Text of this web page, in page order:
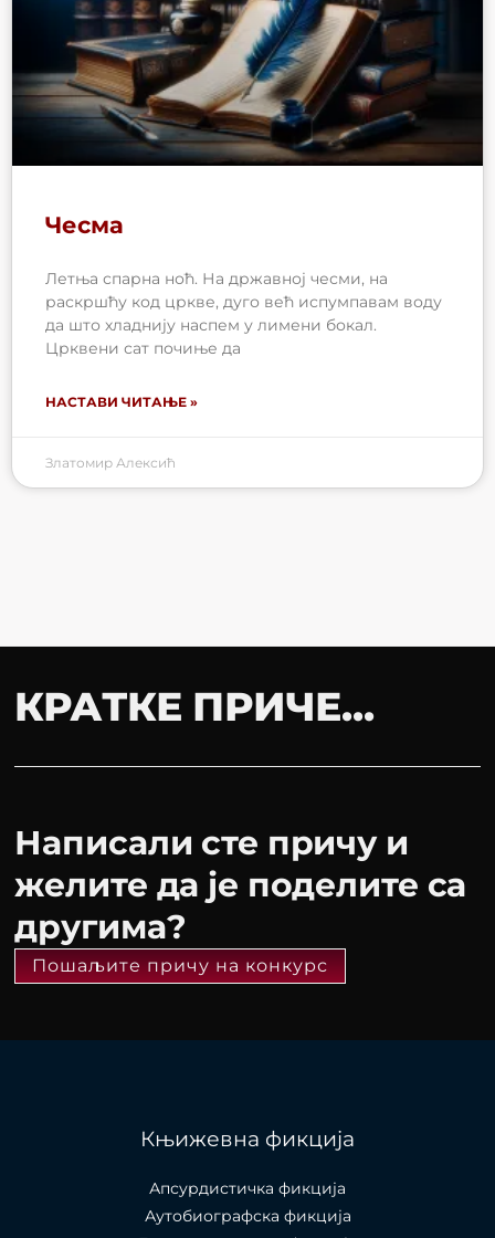
Чесма
Летња спарна ноћ. На државној чесми, на
раскршћу код цркве, дуго већ испумпавам воду
да што хладнију наспем у лимени бокал.
Црквени сат почиње да
НАСТАВИ ЧИТАЊЕ »
Златомир Алексић
КРАТКЕ ПРИЧЕ...
Написали сте причу и
желите да је поделите са
другима?
Пошаљите причу на конкурс
Књижевна фикција
Апсурдистичка фикција
Аутобиографска фикција